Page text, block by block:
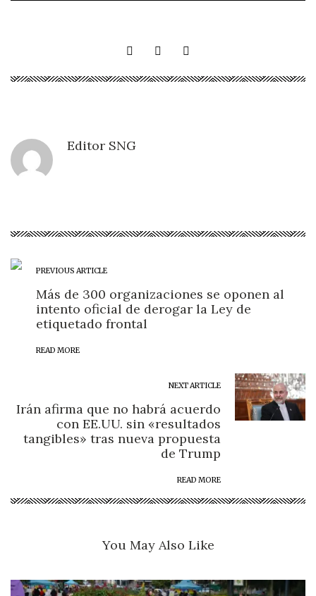
Editor SNG
PREVIOUS ARTICLE
Más de 300 organizaciones se oponen al
intento oficial de derogar la Ley de
etiquetado frontal
READ MORE
NEXT ARTICLE
Irán afirma que no habrá acuerdo
con EE.UU. sin «resultados
tangibles» tras nueva propuesta
de Trump
READ MORE
You May Also Like